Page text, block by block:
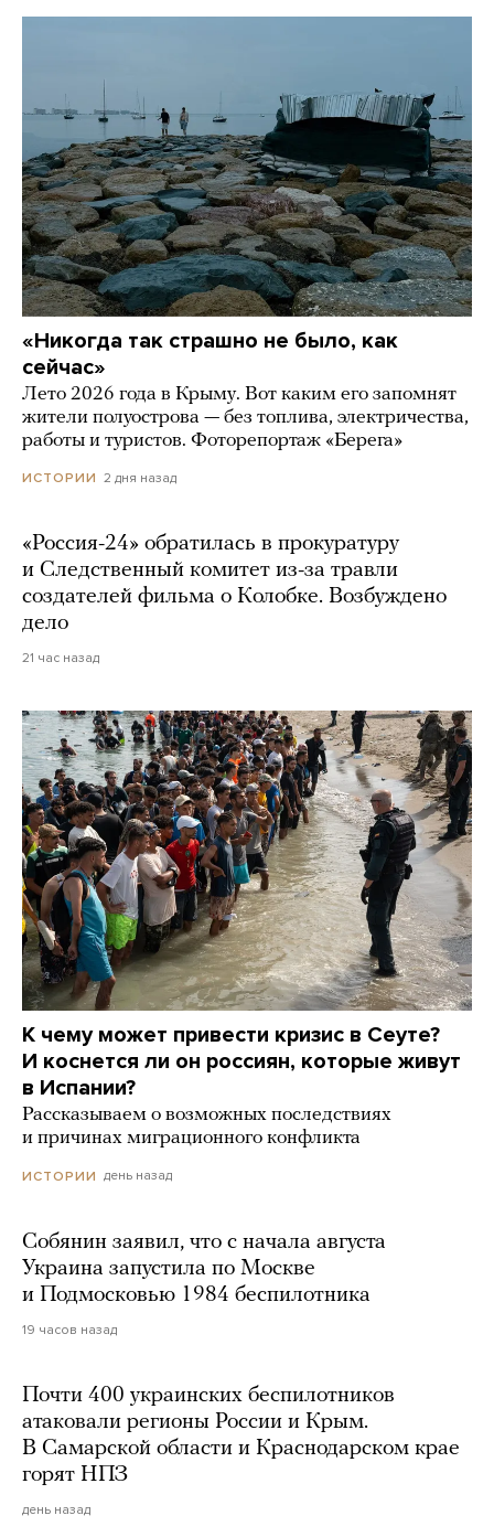
«Никогда так страшно не было, как
сейчас»
Лето 2026 года в Крыму. Вот каким его запомнят
жители полуострова — без топлива, электричества,
работы и туристов. Фоторепортаж «Берега»
ИСТОРИИ 2 дня назад
«Россия-24» обратилась в прокуратуру
и Следственный комитет из-за травли
создателей фильма о Колобке. Возбуждено
дело
21 час назад
К чему может привести кризис в Сеуте?
И коснется ли он россиян, которые живут
в Испании?
Рассказываем о возможных последствиях
и причинах миграционного конфликта
ИСТОРИИ день назад
Собянин заявил, что с начала августа
Украина запустила по Москве
и Подмосковью 1984 беспилотника
19 часов назад
Почти 400 украинских беспилотников
атаковали регионы России и Крым.
В Самарской области и Краснодарском крае
горят НПЗ
день назад